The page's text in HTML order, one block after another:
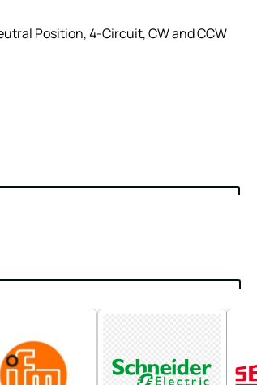
Position, 4-Circuit, CW and CCW